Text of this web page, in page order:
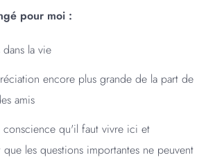
pour moi :
la vie
encore plus grande de la part de
amis
conscience qu'il faut vivre ici et
que les questions importantes ne peuvent